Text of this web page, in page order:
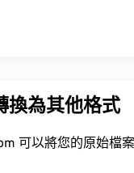
換為其他格式
可以將您的原始檔